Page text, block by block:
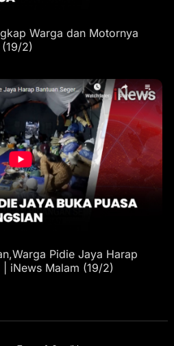
Warga dan Motornya
2)
Pidie Jaya Harap
| iNews Malam (19/2)